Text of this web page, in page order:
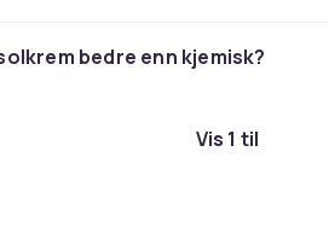
bedre enn kjemisk?
Vis 1 til